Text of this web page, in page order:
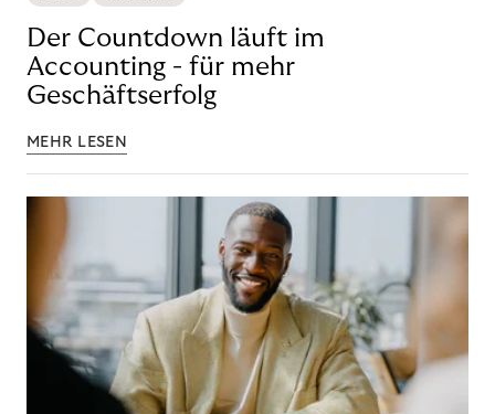
Der Countdown läuft im
Accounting - für mehr
Geschäftserfolg
MEHR LESEN